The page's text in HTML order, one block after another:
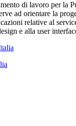
di lavoro per la
ad orientare la
relative al
e alla user